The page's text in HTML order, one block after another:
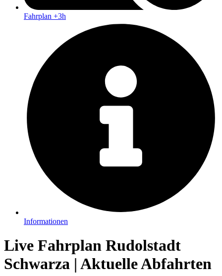
Fahrplan +3h
Informationen
Live Fahrplan Rudolstadt
Schwarza | Aktuelle Abfahrten